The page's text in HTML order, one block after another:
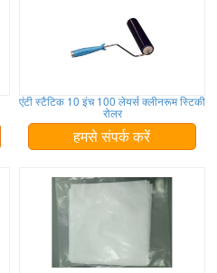
एंटी स्टैटिक 10 इंच 100 लेयर्स क्लीनरूम स्टिकी
रोलर
हमसे संपर्क करें